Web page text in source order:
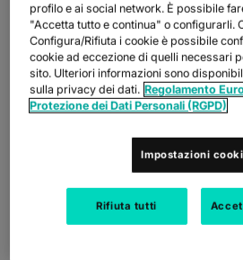
annunciato oggi di essere stata
rapporto 2024 Gartner Peer Insights™
per i servizi WAN globali. Colt ha
nella valutazione "Willingness to
recensioni dei clienti raccolte in un
giugno 2024. È uno dei soli due
essere riconosciuto con la distinzione
riconosce le aziende che soddisfano o
mercato per "Overall Experience" e la
"User Interest and Adoption".
Annette Murphy, Chief
profilo e ai social network. È possibile
"Accetta tutto e continua" o configurarli.
Configura/Rifiuta i cookie è possibile
cookie ad eccezione di quelli necessari
sito. Ulteriori informazioni sono
sulla privacy dei dati. Regolamento
Protezione dei Dati Personali (RGPD)
Impostazioni
Rifiuta tutti